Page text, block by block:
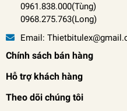
0961.838.000(Tùng)
0968.275.763(Long)
Email:
Chính sách bán hàng
Hỗ trợ khách hàng
Theo dõi chúng tôi